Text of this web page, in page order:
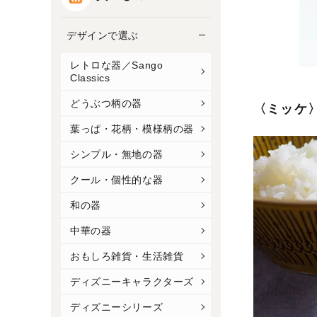
デザインで選ぶ
レトロな器／Sango
Classics
どうぶつ柄の器
葉っぱ・花柄・模様柄の器
シンプル・無地の器
クール・個性的な器
和の器
中華の器
おもしろ雑貨・生活雑貨
ディズニーキャラクターズ
ディズニーシリーズ
〈ミッケ